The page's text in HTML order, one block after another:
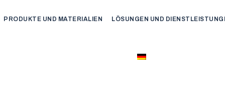
PRODUKTE UND MATERIALIEN LÖSUNGEN UND